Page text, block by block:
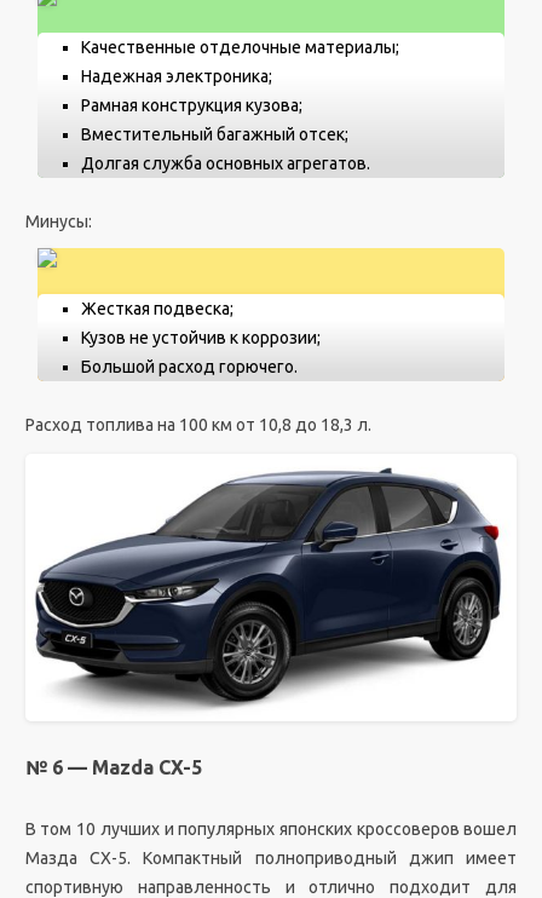
Качественные отделочные материалы;
Надежная электроника;
Рамная конструкция кузова;
Вместительный багажный отсек;
Долгая служба основных агрегатов.
Минусы:
Жесткая подвеска;
Кузов не устойчив к коррозии;
Большой расход горючего.
Расход топлива на 100 км от 10,8 до 18,3 л.
№ 6 — Mazda CX-5
В том 10 лучших и популярных японских кроссоверов вошел
Мазда СХ-5. Компактный полноприводный джип имеет
спортивную направленность и отлично подходит для